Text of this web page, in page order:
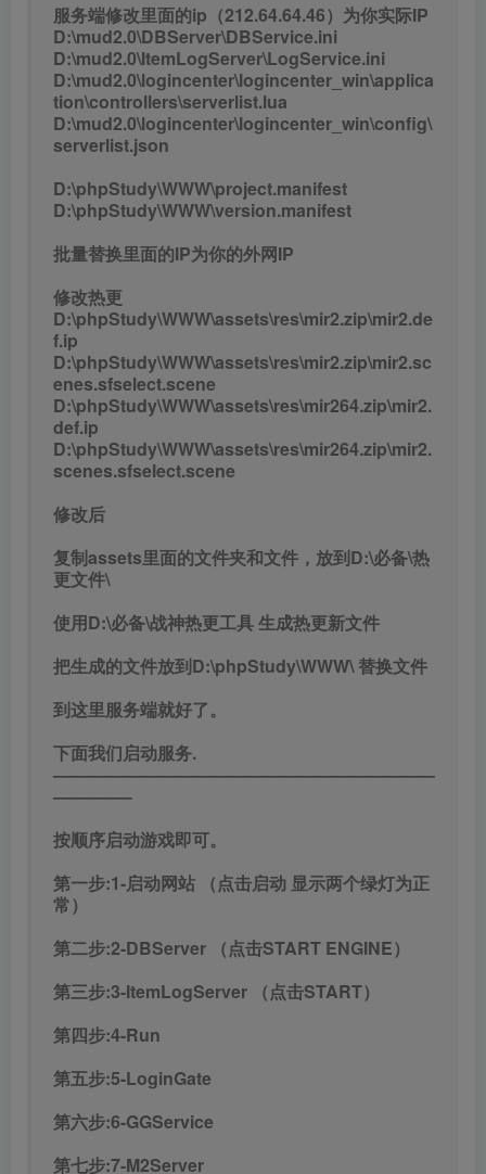
服务端修改里面的ip（212.64.64.46）为你实际IP
D:\mud2.0\DBServer\DBService.ini
D:\mud2.0\ItemLogServer\LogService.ini
D:\mud2.0\logincenter\logincenter_win\applica
tion\controllers\serverlist.lua
D:\mud2.0\logincenter\logincenter_win\config\
serverlist.json
D:\phpStudy\WWW\project.manifest
D:\phpStudy\WWW\version.manifest
批量替换里面的IP为你的外网IP
修改热更
D:\phpStudy\WWW\assets\res\mir2.zip\mir2.de
f.ip
D:\phpStudy\WWW\assets\res\mir2.zip\mir2.sc
enes.sfselect.scene
D:\phpStudy\WWW\assets\res\mir264.zip\mir2.
def.ip
D:\phpStudy\WWW\assets\res\mir264.zip\mir2.
scenes.sfselect.scene
修改后
复制assets里面的文件夹和文件，放到D:\必备\热
更文件\
使用D:\必备\战神热更工具 生成热更新文件
把生成的文件放到D:\phpStudy\WWW\ 替换文件
到这里服务端就好了。
下面我们启动服务.
——————————————————————
————–
按顺序启动游戏即可。
第一步:1-启动网站 （点击启动 显示两个绿灯为正
常）
第二步:2-DBServer （点击START ENGINE）
第三步:3-ItemLogServer （点击START）
第四步:4-Run
第五步:5-LoginGate
第六步:6-GGService
第七步:7-M2Server